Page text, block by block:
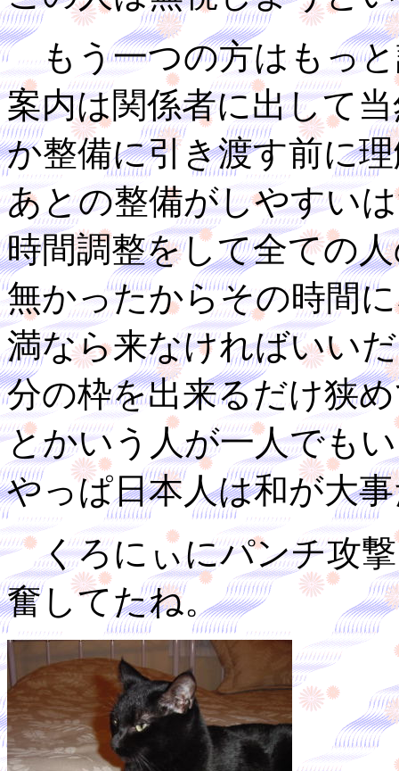
もう一つの方はもっと
案内は関係者に出して
か整備に引き渡す前に
あとの整備がしやすい
時間調整をして全ての
無かったからその時間
満なら来なければいい
分の枠を出来るだけ狭
とかいう人が一人でも
やっぱ日本人は和が大
くろにぃにパンチ攻撃
奮してたね。